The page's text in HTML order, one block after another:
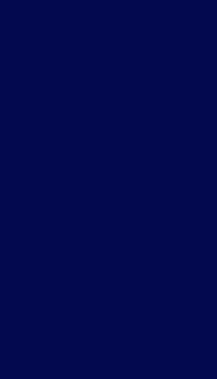
ΒΙΟΛΟΓΙΚΗ